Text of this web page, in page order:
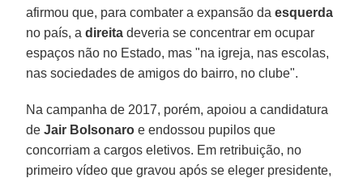
afirmou que, para combater a expansão daesquerda
no país, adireita deveria se concentrar em ocupar
espaços não no Estado, mas "na igreja, nas escolas,
nas sociedades de amigos do bairro, no clube".
Na campanha de 2017, porém, apoiou a candidatura
deJair Bolsonaro e endossou pupilos que
concorriam a cargos eletivos. Em retribuição, no
primeiro vídeo que gravou após se eleger presidente,